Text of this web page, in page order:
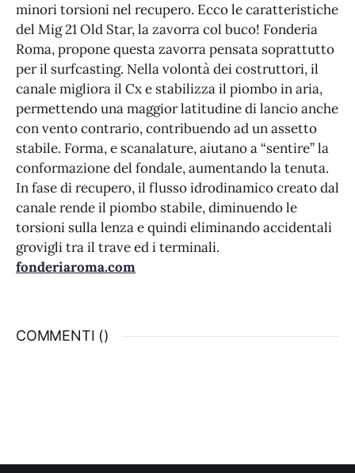
minori torsioni nel recupero. Ecco le caratteristiche
del Mig 21 Old Star, la zavorra col buco! Fonderia
Roma, propone questa zavorra pensata soprattutto
per il surfcasting. Nella volontà dei costruttori, il
canale migliora il Cx e stabilizza il piombo in aria,
permettendo una maggior latitudine di lancio anche
con vento contrario, contribuendo ad un assetto
stabile. Forma, e scanalature, aiutano a “sentire” la
conformazione del fondale, aumentando la tenuta.
In fase di recupero, il flusso idrodinamico creato dal
canale rende il piombo stabile, diminuendo le
torsioni sulla lenza e quindi eliminando accidentali
grovigli tra il trave ed i terminali.
fonderiaroma.com
COMMENTI ()